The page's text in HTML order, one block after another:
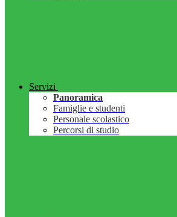
Servizi
Panoramica
Famiglie e studenti
Personale scolastico
Percorsi di studio